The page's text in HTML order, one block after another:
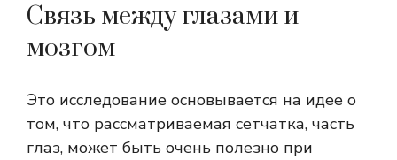
Связь между глазами и
мозгом
Это исследование основывается на идее о
том, что рассматриваемая сетчатка, часть
глаз, может быть очень полезно при